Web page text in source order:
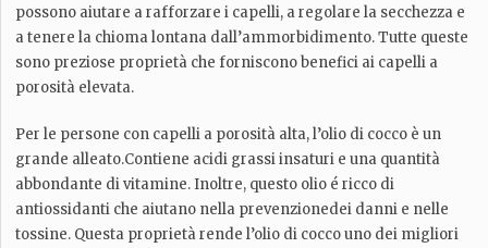
possono aiutare a rafforzare i capelli, a regolare la secchezza e
a tenere la chioma lontana dall’ammorbidimento. Tutte queste
sono preziose proprietà che forniscono benefici ai capelli a
porosità elevata.
Per le persone con capelli a porosità alta, l’olio di cocco è un
grande alleato.Contiene acidi grassi insaturi e una quantità
abbondante di vitamine. Inoltre, questo olio é ricco di
antiossidanti che aiutano nella prevenzionedei danni e nelle
tossine. Questa proprietà rende l’olio di cocco uno dei migliori